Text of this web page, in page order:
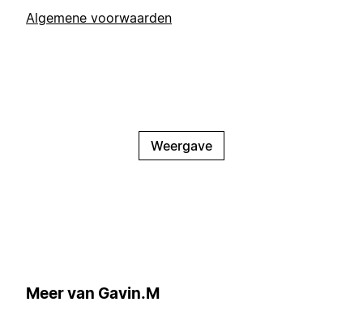
Algemene voorwaarden
Weergave
Meer van Gavin.M